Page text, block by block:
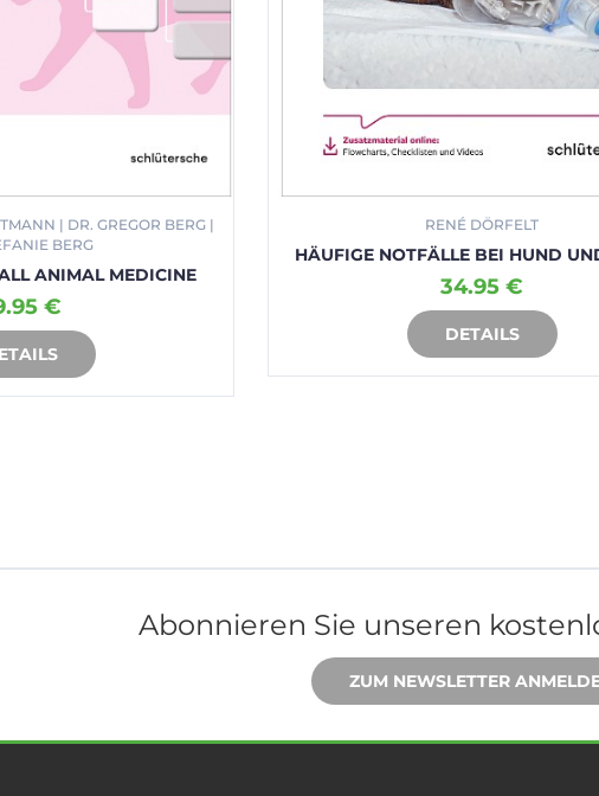
| DR. GREGOR BERG |
BERG
ANIMAL MEDICINE
€
RENÉ DÖRFELT
HÄUFIGE NOTFÄLLE BEI HUND
34.95 €
DETAILS
IN DEN WARENKORB
Abonnieren Sie unseren
ZUM NEWSLETTER